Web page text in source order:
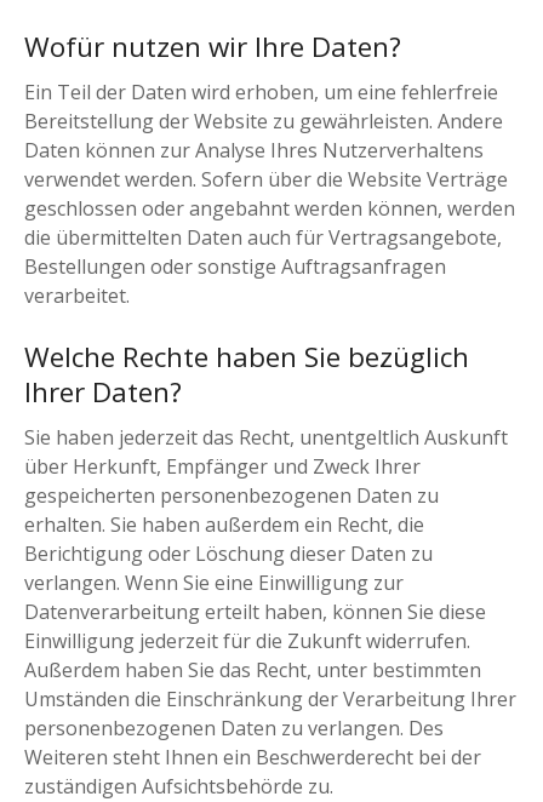
Wofür nutzen wir Ihre Daten?
Ein Teil der Daten wird erhoben, um eine fehlerfreie
Bereitstellung der Website zu gewährleisten. Andere
Daten können zur Analyse Ihres Nutzerverhaltens
verwendet werden. Sofern über die Website Verträge
geschlossen oder angebahnt werden können, werden
die übermittelten Daten auch für Vertragsangebote,
Bestellungen oder sonstige Auftragsanfragen
verarbeitet.
Welche Rechte haben Sie bezüglich
Ihrer Daten?
Sie haben jederzeit das Recht, unentgeltlich Auskunft
über Herkunft, Empfänger und Zweck Ihrer
gespeicherten personenbezogenen Daten zu
erhalten. Sie haben außerdem ein Recht, die
Berichtigung oder Löschung dieser Daten zu
verlangen. Wenn Sie eine Einwilligung zur
Datenverarbeitung erteilt haben, können Sie diese
Einwilligung jederzeit für die Zukunft widerrufen.
Außerdem haben Sie das Recht, unter bestimmten
Umständen die Einschränkung der Verarbeitung Ihrer
personenbezogenen Daten zu verlangen. Des
Weiteren steht Ihnen ein Beschwerderecht bei der
zuständigen Aufsichtsbehörde zu.